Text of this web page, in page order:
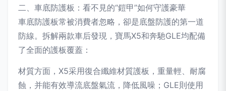
二、車底防護板：看不見的“鎧甲”如何守護豪華
車底防護板常被消費者忽略，卻是底盤防護的第一道
防線。拆解兩款車后發現，寶馬X5和奔馳GLE均配備
了全面的護板覆蓋：
材質方面，X5采用復合纖維材質護板，重量輕、耐腐
蝕，并能有效導流底盤氣流，降低風噪；GLE則使用